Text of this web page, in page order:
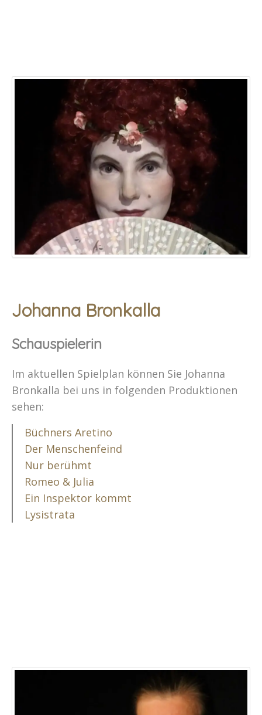
Johanna Bronkalla
Schauspielerin
Im aktuellen Spielplan können Sie Johanna
Bronkalla bei uns in folgenden Produktionen
sehen:
Büchners Aretino
Der Menschenfeind
Nur berühmt
Romeo & Julia
Ein Inspektor kommt
Lysistrata